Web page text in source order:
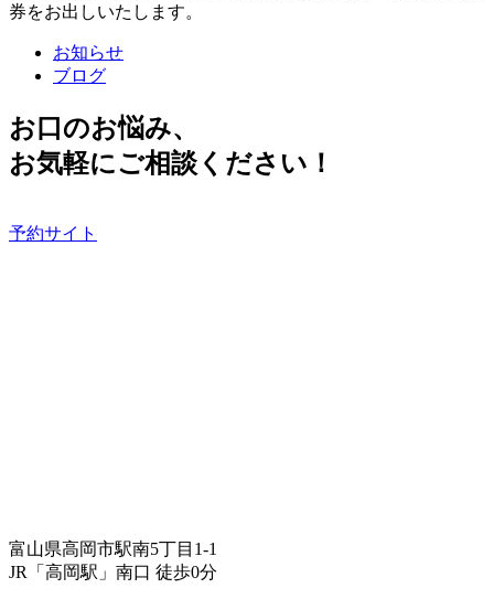
券をお出しいたします。
お知らせ
ブログ
お口のお悩み、
お気軽にご相談ください！
予約サイト
富山県高岡市駅南5丁目1-1
JR「高岡駅」南口 徒歩0分